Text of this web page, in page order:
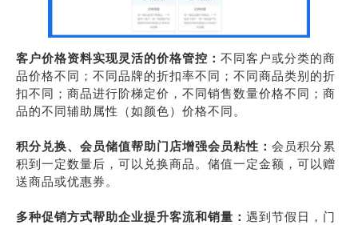
客户价格资料实现灵活的价格管控： 不同客户或分类的商
品价格不同；不同品牌的折扣率不同；不同商品类别的折
扣不同；商品进行阶梯定价，不同销售数量价格不同；商
品的不同辅助属性（如颜色）价格不同。
积分兑换、会员储值帮助门店增强会员粘性： 会员积分累
积到一定数量后，可以兑换商品。储值一定金额，可以赠
送商品或优惠券。
多种促销方式帮助企业提升客流和销量： 遇到节假日，门